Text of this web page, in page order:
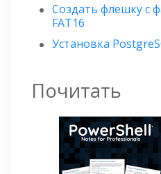
Создать флешку с
FAT16
Установка
Почитать